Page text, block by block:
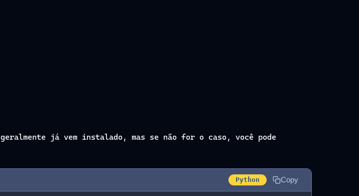
geralmente já vem instalado, mas se não for o caso, você pode
Python Copy